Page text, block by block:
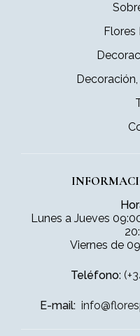
Flores
Lunes a Jueves
Viernes de
Teléfono:
E-mail: